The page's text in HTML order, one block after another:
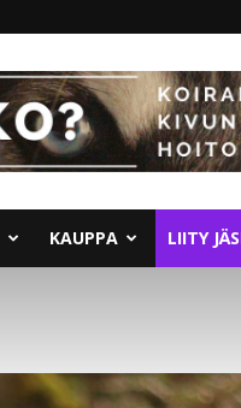
KAUPPA LIITY